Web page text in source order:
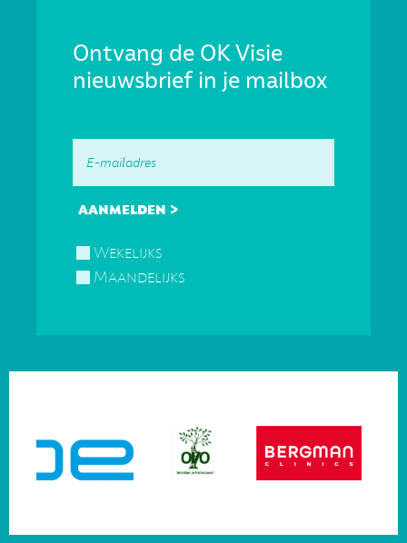
Ontvang de OK Visie
nieuwsbrief in je mailbox
Wekelijks
Maandelijks